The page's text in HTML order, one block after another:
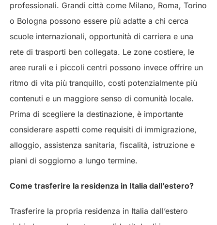
professionali. Grandi città come Milano, Roma, Torino
o Bologna possono essere più adatte a chi cerca
scuole internazionali, opportunità di carriera e una
rete di trasporti ben collegata. Le zone costiere, le
aree rurali e i piccoli centri possono invece offrire un
ritmo di vita più tranquillo, costi potenzialmente più
contenuti e un maggiore senso di comunità locale.
Prima di scegliere la destinazione, è importante
considerare aspetti come requisiti di immigrazione,
alloggio, assistenza sanitaria, fiscalità, istruzione e
piani di soggiorno a lungo termine.
Come trasferire la residenza in Italia dall’estero?
Trasferire la propria residenza in Italia dall’estero